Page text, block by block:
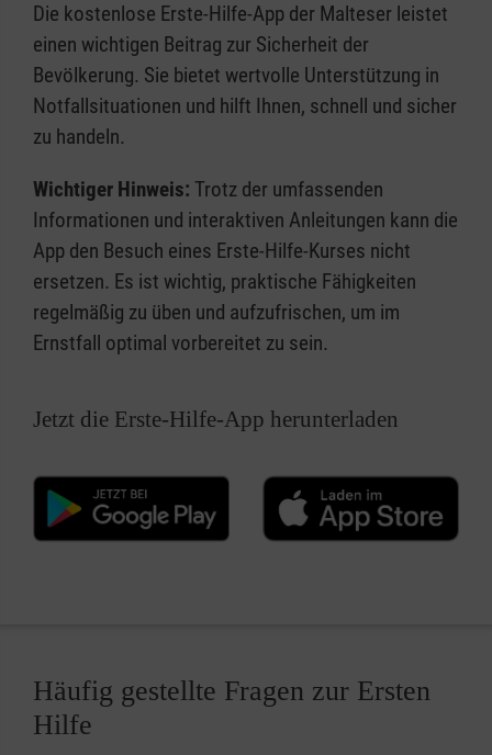
Die kostenlose Erste-Hilfe-App der Malteser leistet
einen wichtigen Beitrag zur Sicherheit der
Bevölkerung. Sie bietet wertvolle Unterstützung in
Notfallsituationen und hilft Ihnen, schnell und sicher
zu handeln.
Wichtiger Hinweis: Trotz der umfassenden
Informationen und interaktiven Anleitungen kann die
App den Besuch eines Erste-Hilfe-Kurses nicht
ersetzen. Es ist wichtig, praktische Fähigkeiten
regelmäßig zu üben und aufzufrischen, um im
Ernstfall optimal vorbereitet zu sein.
Jetzt die Erste-Hilfe-App herunterladen
Häufig gestellte Fragen zur Ersten
Hilfe